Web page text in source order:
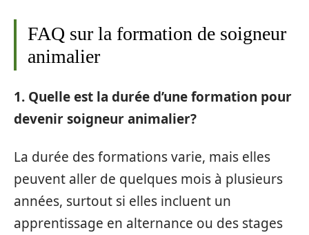
FAQ sur la formation de soigneur
animalier
1. Quelle est la durée d’une formation pour
devenir soigneur animalier?
La durée des formations varie, mais elles
peuvent aller de quelques mois à plusieurs
années, surtout si elles incluent un
apprentissage en alternance ou des stages